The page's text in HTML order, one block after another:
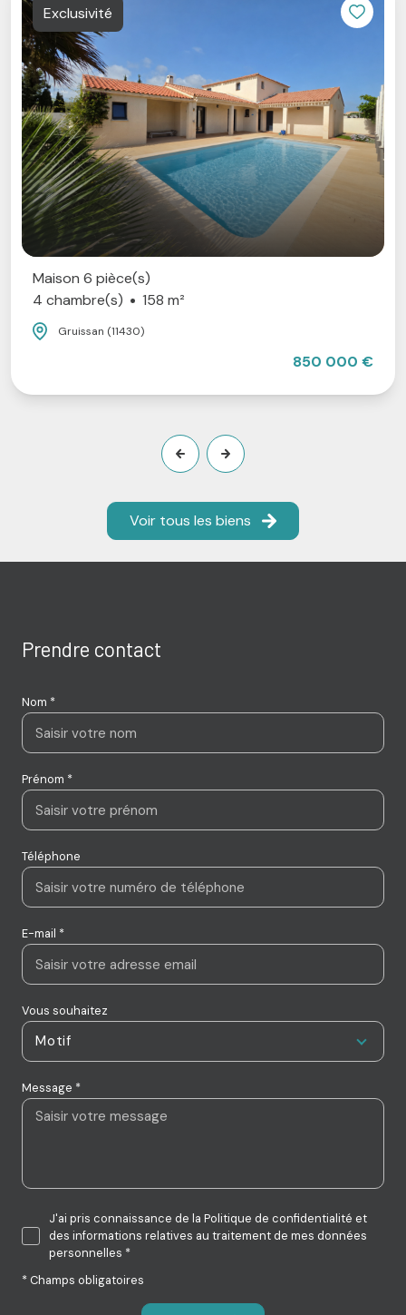
Exclusivité
Maison 6 pièce(s)
4 chambre(s)
158 m²
Gruissan (11430)
850 000 €
Voir tous les biens
Prendre contact
Nom *
Prénom *
Téléphone
E-mail *
Vous souhaitez
Motif
Message *
J'ai pris connaissance de la Politique de confidentialité et
des informations relatives au traitement de mes données
personnelles *
* Champs obligatoires